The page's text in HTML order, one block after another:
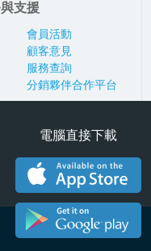
支援
會員活動
顧客意見
服務查詢
分銷夥伴合作平台
電腦直接下載